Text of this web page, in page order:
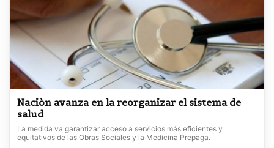
Naciòn avanza en la reorganizar el sistema de
salud
La medida va garantizar acceso a servicios más eficientes y
equitativos de las Obras Sociales y la Medicina Prepaga.